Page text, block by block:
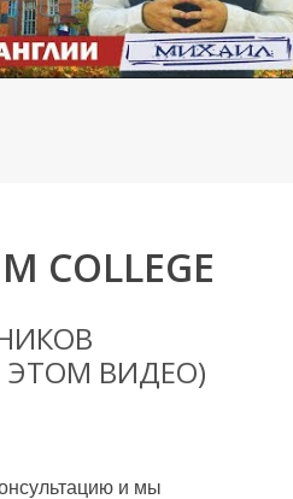
COLLEGE
ЭТОМ ВИДЕО)
и мы